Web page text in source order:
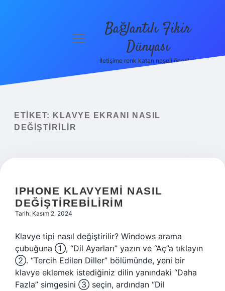
Yasal Uyarı
menüyü
Bağlantılı Fikir
Dünyası
İletişime renk katan neşeli öneriler!
ETIKET:
KLAVYE EKRANI NASIL
DEĞIŞTIRILIR
IPHONE KLAVYEMI NASIL
DEĞIŞTIREBILIRIM
Tarih: Kasım 2, 2024
Klavye tipi nasıl değiştirilir? Windows arama
çubuğuna ①, “Dil Ayarları” yazın ve “Aç”a tıklayın
②. “Tercih Edilen Diller” bölümünde, yeni bir
klavye eklemek istediğiniz dilin yanındaki “Daha
Fazla” simgesini ③ seçin, ardından “Dil